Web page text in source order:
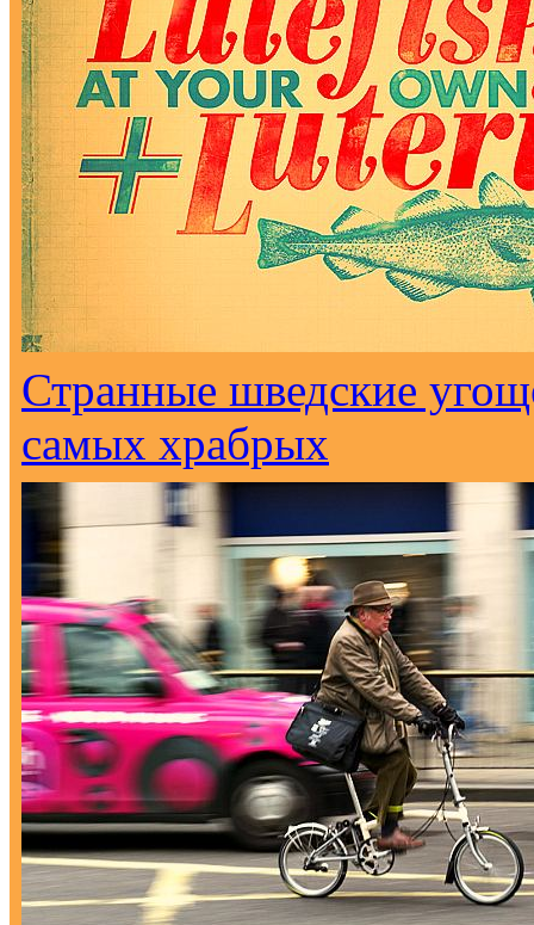
Странные шведские
самых храбрых